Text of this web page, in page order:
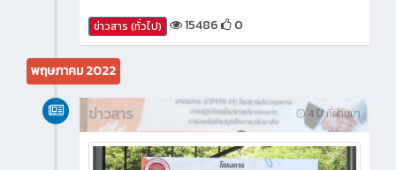
ข่าวสาร (ทั่วไป) 15486 0
พฤษภาคม 2022
4 ปี ที่ผ่านมา
ข่าวสาร